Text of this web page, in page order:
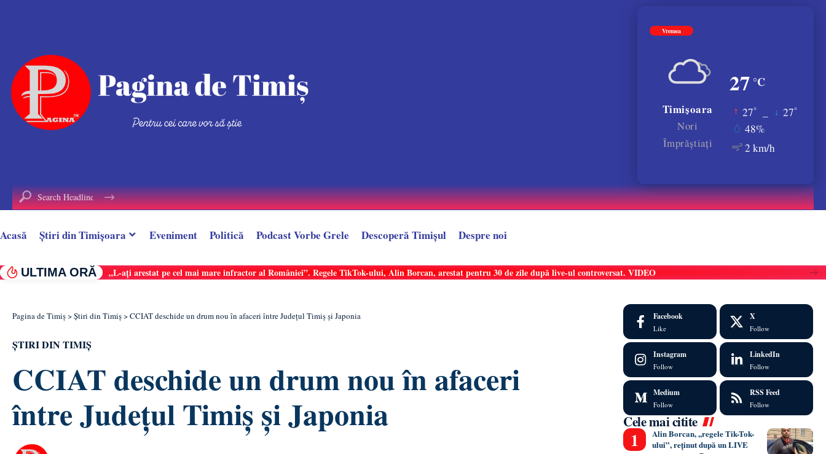
Vremea
27 °C
Timișoara
Nori
Împrăștiați
27° 27°
48%
2 km/h
Acasă Știri din Timișoara Eveniment Politică Podcast Vorbe Grele Descoperă Timișul Despre noi
ULTIMA ORĂ „L-ați arestat pe cel mai mare infractor al României”. Regele TikTok-ului, Alin Borcan, arestat pentru 30 de zile după live-ul controversat. VIDEO
Pagina de Timiș>Știri din Timiș>CCIAT deschide un drum nou în afaceri între Județul Timiș și Japonia
ȘTIRI DIN TIMIȘ
CCIAT deschide un drum nou în afaceri
între Județul Timiș și Japonia
Facebook
Like
X
Follow
Instagram
Follow
LinkedIn
Follow
Medium
Follow
RSS Feed
Follow
Cele mai citite
Alin Borcan, ,,regele Tik-Tok-
ului”, reținut după un LIVE